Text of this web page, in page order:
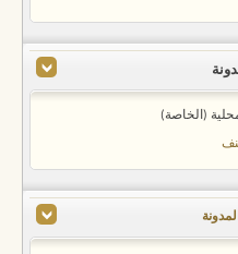
(الخاصة)